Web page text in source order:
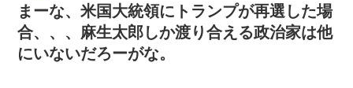
まーな、米国大統領にトランプが再選した場
合、、、麻生太郎しか渡り合える政治家は他
にいないだろーがな。